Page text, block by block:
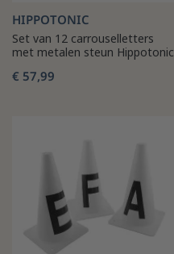
HIPPOTONIC
Set van 12 carrouselletters
met metalen steun Hippotonic
€ 57,99